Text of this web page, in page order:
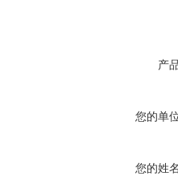
产
您的单
您的姓